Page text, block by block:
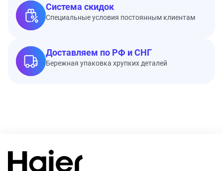
Система скидок
Специальные условия постоянным клиентам
Доставляем по РФ и СНГ
Бережная упаковка хрупких деталей